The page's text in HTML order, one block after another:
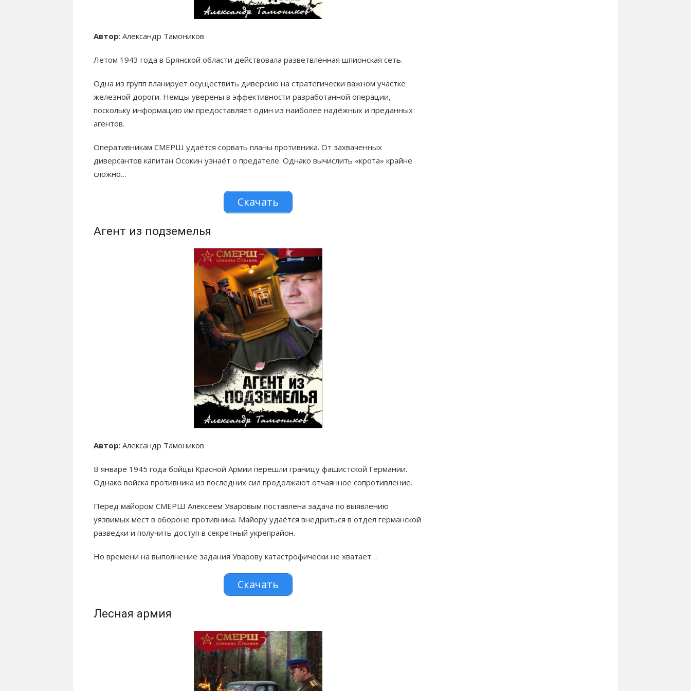
Автор: Александр Тамоников
Летом 1943 года в Брянской области действовала разветвлённая шпионская сеть.
Одна из групп планирует осуществить диверсию на стратегически важном участке
железной дороги. Немцы уверены в эффективности разработанной операции,
поскольку информацию им предоставляет один из наиболее надёжных и преданных
агентов.
Оперативникам СМЕРШ удаётся сорвать планы противника. От захваченных
диверсантов капитан Осокин узнаёт о предателе. Однако вычислить «крота» крайне
сложно…
Скачать
Агент из подземелья
Автор: Александр Тамоников
В январе 1945 года бойцы Красной Армии перешли границу фашистской Германии.
Однако войска противника из последних сил продолжают отчаянное сопротивление.
Перед майором СМЕРШ Алексеем Уваровым поставлена задача по выявлению
уязвимых мест в обороне противника. Майору удаётся внедриться в отдел германской
разведки и получить доступ в секретный укрепрайон.
Но времени на выполнение задания Уварову катастрофически не хватает…
Скачать
Лесная армия